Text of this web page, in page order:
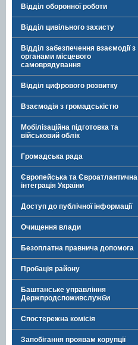
Відділ оборонної роботи
Відділ цивільного захисту
Відділ забезпечення взаємодії з
органами місцевого
самоврядування
Відділ цифрового розвитку
Взаємодія з громадськістю
Мобілізаційна підготовка та
військовий облік
Громадська рада
Європейська та Євроатлантична
інтеграція України
Доступ до публічної інформації
Очищення влади
Безоплатна правнича допомога
Пробація району
Баштанське управління
Держпродспоживслужби
Спостережна комісія
Запобігання проявам корупції